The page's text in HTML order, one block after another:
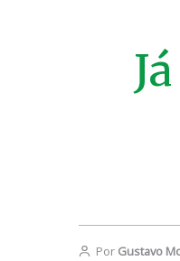
Por Gustavo